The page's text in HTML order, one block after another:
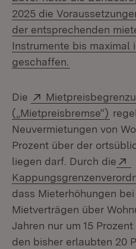
2025 die
der entsprechenden
Instrumente bis maximal
geschaffen.
Die Extern:
(„Mietpreisbremse“)
Neuvermietungen von
Prozent über der
liegen darf. Durch die
dass Mieterhöhungen
Mietverträgen über
Jahren nur um 15
den bisher erlaubten 20